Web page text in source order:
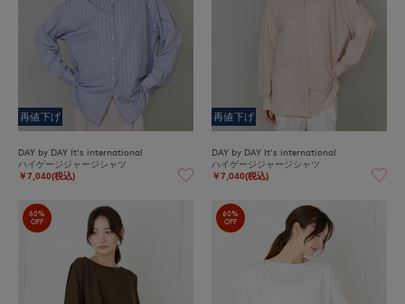
再値下げ
DAY by DAY It's international
ハイゲージジャージシャツ
￥7,040(税込)
再値下げ
DAY by DAY It's international
ハイゲージジャージシャツ
￥7,040(税込)
60%
OFF
60%
OFF